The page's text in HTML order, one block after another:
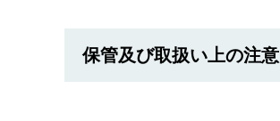
保管及び取扱い上の注意